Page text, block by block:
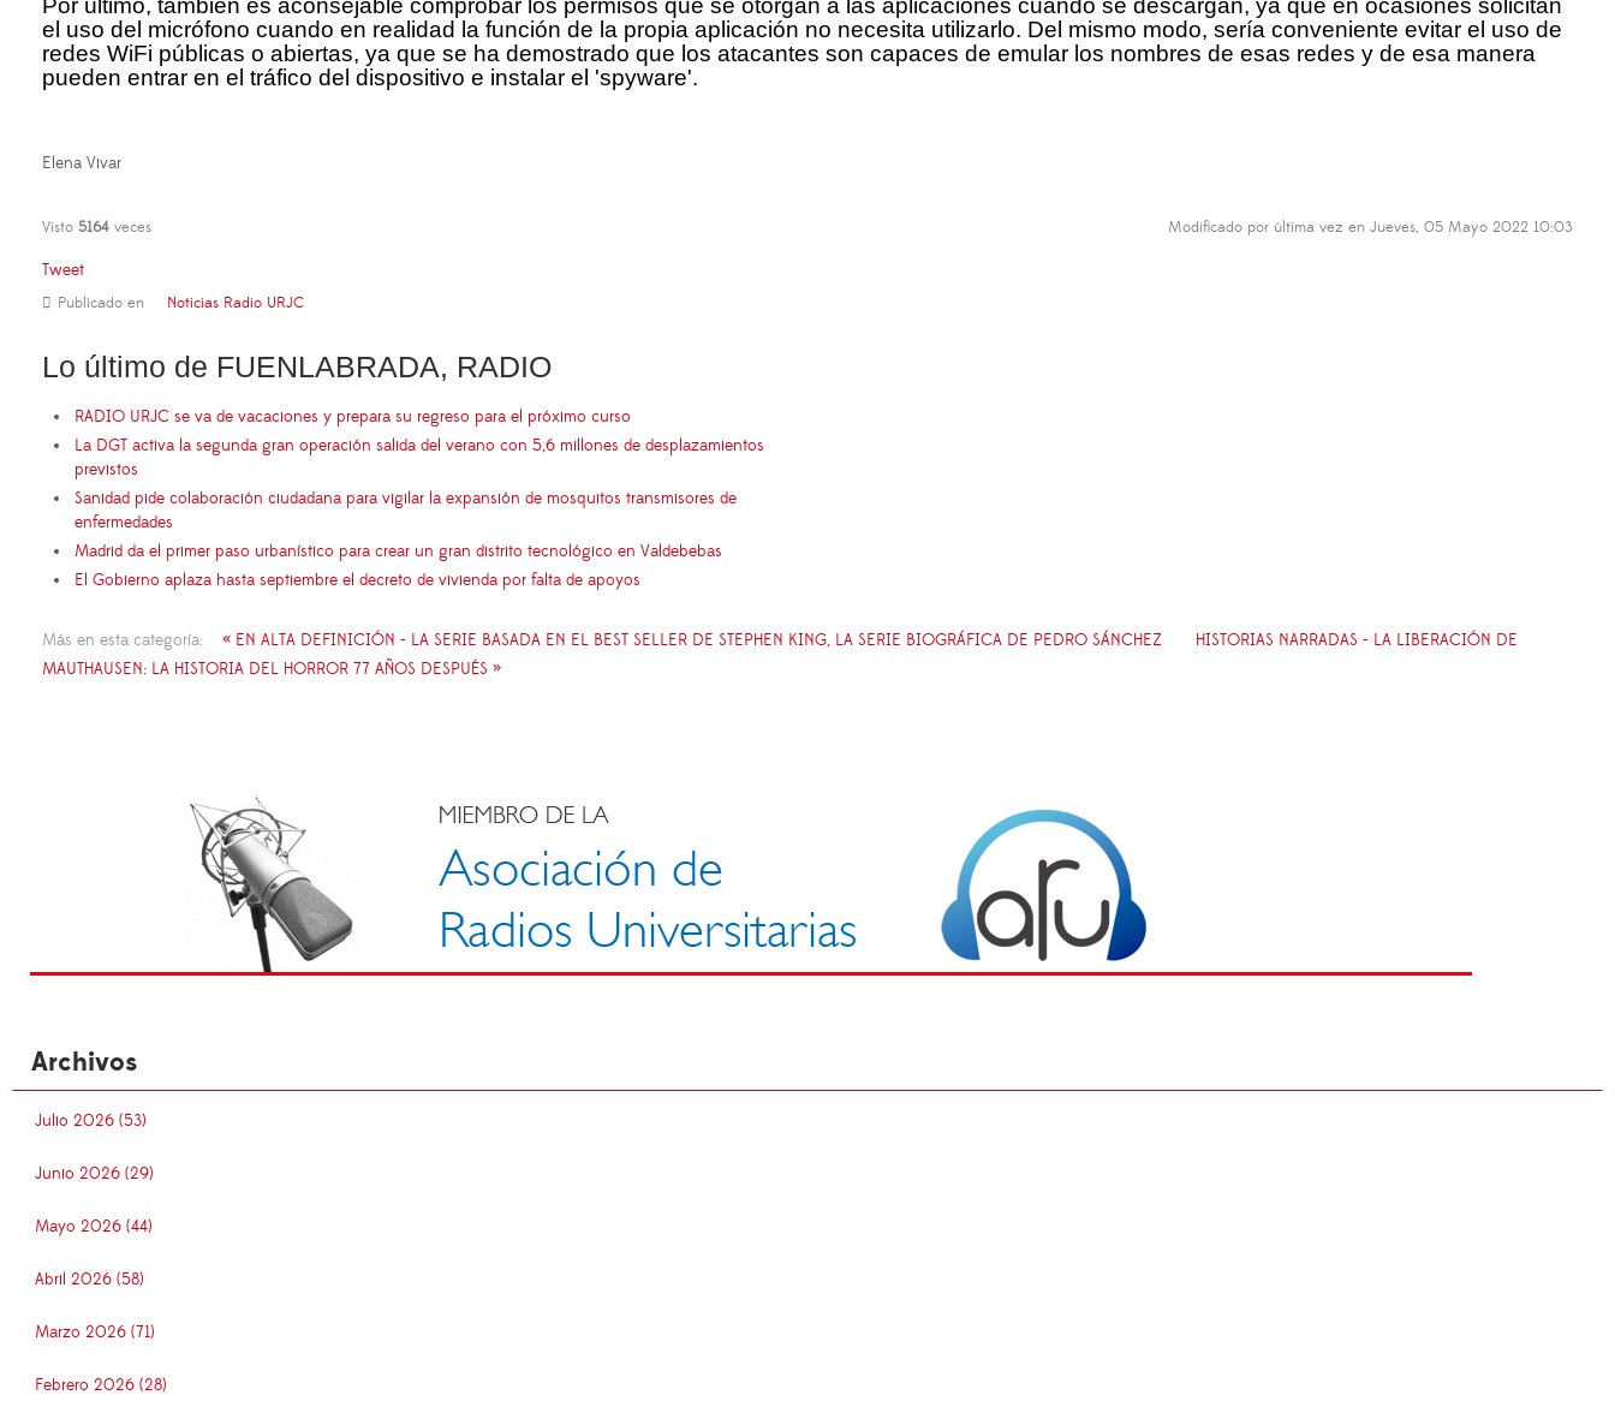
el uso del micrófono cuando en realidad la función de la propia aplicación no necesita utilizarlo. Del mismo modo, sería conveniente evitar el uso de
redes WiFi públicas o abiertas, ya que se ha demostrado que los atacantes son capaces de emular los nombres de esas redes y de esa manera
pueden entrar en el tráfico del dispositivo e instalar el 'spyware'.
Elena Vivar
Visto 5164 veces Modificado por última vez en Jueves, 05 Mayo 2022 10:03
Tweet
Publicado en Noticias Radio URJC
Lo último de FUENLABRADA, RADIO
RADIO URJC se va de vacaciones y prepara su regreso para el próximo curso
La DGT activa la segunda gran operación salida del verano con 5,6 millones de desplazamientos
previstos
Sanidad pide colaboración ciudadana para vigilar la expansión de mosquitos transmisores de
enfermedades
Madrid da el primer paso urbanístico para crear un gran distrito tecnológico en Valdebebas
El Gobierno aplaza hasta septiembre el decreto de vivienda por falta de apoyos
Más en esta categoría: « EN ALTA DEFINICIÓN - LA SERIE BASADA EN EL BEST SELLER DE STEPHEN KING, LA SERIE BIOGRÁFICA DE PEDRO SÁNCHEZ
HISTORIAS NARRADAS - LA LIBERACIÓN DE
MAUTHAUSEN: LA HISTORIA DEL HORROR 77 AÑOS DESPUÉS »
Archivos
Julio 2026 (53)
Junio 2026 (29)
Mayo 2026 (44)
Abril 2026 (58)
Marzo 2026 (71)
Febrero 2026 (28)